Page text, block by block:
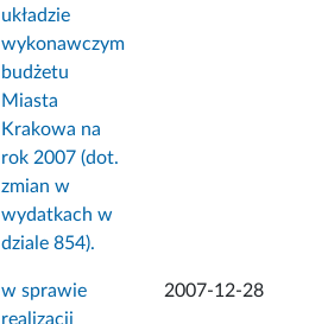
układzie
wykonawczym
budżetu
Miasta
Krakowa na
rok 2007 (dot.
zmian w
wydatkach w
dziale 854).
w sprawie
realizacji
2007-12-28